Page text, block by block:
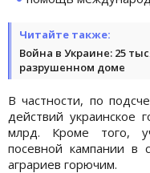
Читайте также:
Война в Украине: 25
разрушенном доме
В частности, по
действий украинское
млрд. Кроме того,
посевной кампании в
аграриев горючим.